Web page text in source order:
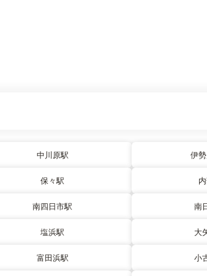
中川原駅 伊
保々駅
南四日市駅 南
塩浜駅 大
富田浜駅 小